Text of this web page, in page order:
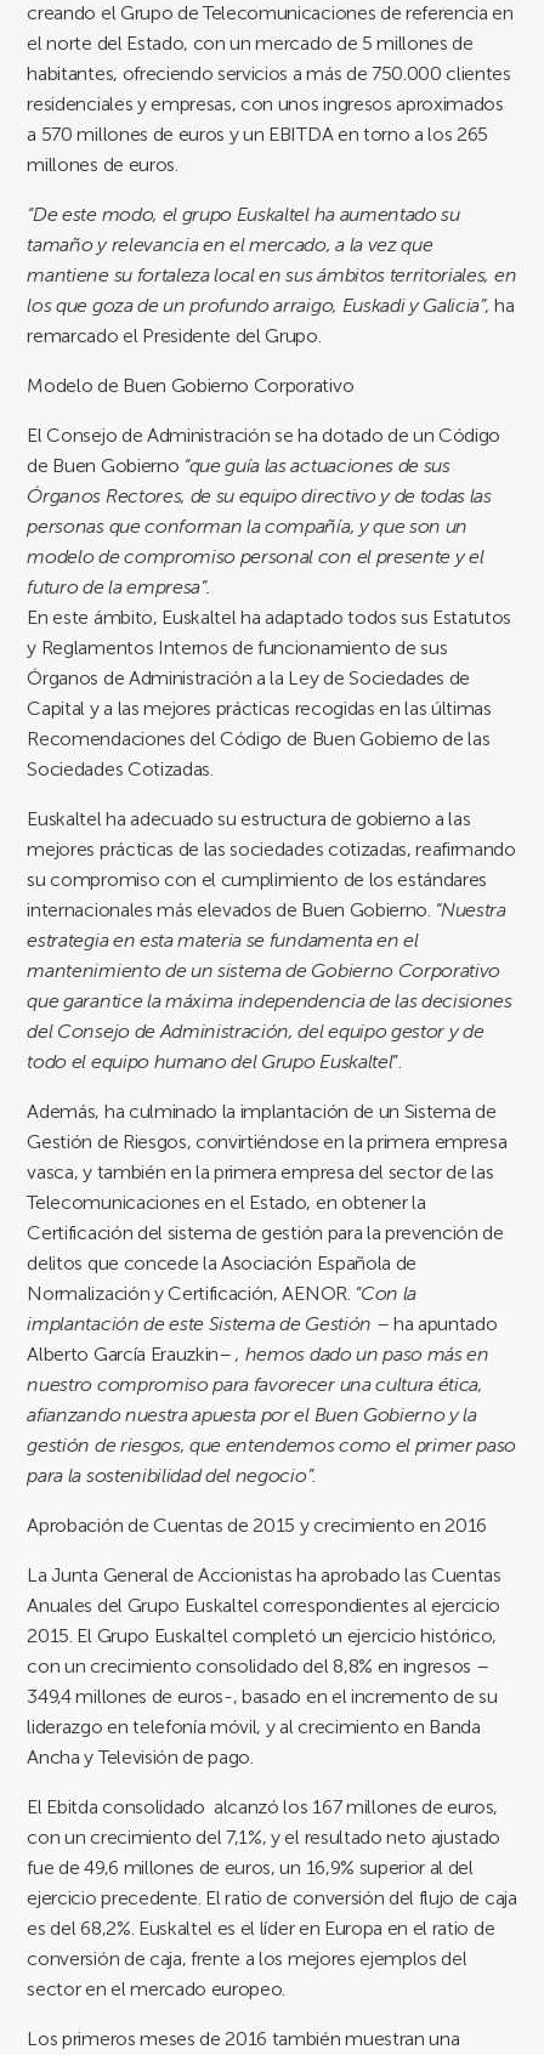
creando el Grupo de Telecomunicaciones de referencia en
el norte del Estado, con un mercado de 5 millones de
habitantes, ofreciendo servicios a más de 750.000 clientes
residenciales y empresas, con unos ingresos aproximados
a 570 millones de euros y un EBITDA en torno a los 265
millones de euros.
“De este modo, el grupo Euskaltel ha aumentado su
tamaño y relevancia en el mercado, a la vez que
mantiene su fortaleza local en sus ámbitos territoriales, en
los que goza de un profundo arraigo, Euskadi y Galicia”, ha
remarcado el Presidente del Grupo.
Modelo de Buen Gobierno Corporativo
El Consejo de Administración se ha dotado de un Código
de Buen Gobierno “que guía las actuaciones de sus
Órganos Rectores, de su equipo directivo y de todas las
personas que conforman la compañía, y que son un
modelo de compromiso personal con el presente y el
futuro de la empresa”.
En este ámbito, Euskaltel ha adaptado todos sus Estatutos
y Reglamentos Internos de funcionamiento de sus
Órganos de Administración a la Ley de Sociedades de
Capital y a las mejores prácticas recogidas en las últimas
Recomendaciones del Código de Buen Gobierno de las
Sociedades Cotizadas.
Euskaltel ha adecuado su estructura de gobierno a las
mejores prácticas de las sociedades cotizadas, reafirmando
su compromiso con el cumplimiento de los estándares
internacionales más elevados de Buen Gobierno. “Nuestra
estrategia en esta materia se fundamenta en el
mantenimiento de un sistema de Gobierno Corporativo
que garantice la máxima independencia de las decisiones
del Consejo de Administración, del equipo gestor y de
todo el equipo humano del Grupo Euskaltel”.
Además, ha culminado la implantación de un Sistema de
Gestión de Riesgos, convirtiéndose en la primera empresa
vasca, y también en la primera empresa del sector de las
Telecomunicaciones en el Estado, en obtener la
Certificación del sistema de gestión para la prevención de
delitos que concede la Asociación Española de
Normalización y Certificación, AENOR. “Con la
implantación de este Sistema de Gestión – ha apuntado
Alberto García Erauzkin– , hemos dado un paso más en
nuestro compromiso para favorecer una cultura ética,
afianzando nuestra apuesta por el Buen Gobierno y la
gestión de riesgos, que entendemos como el primer paso
para la sostenibilidad del negocio”.
Aprobación de Cuentas de 2015 y crecimiento en 2016
La Junta General de Accionistas ha aprobado las Cuentas
Anuales del Grupo Euskaltel correspondientes al ejercicio
2015. El Grupo Euskaltel completó un ejercicio histórico,
con un crecimiento consolidado del 8,8% en ingresos –
349,4 millones de euros-, basado en el incremento de su
liderazgo en telefonía móvil, y al crecimiento en Banda
Ancha y Televisión de pago.
El Ebitda consolidado alcanzó los 167 millones de euros,
con un crecimiento del 7,1%, y el resultado neto ajustado
fue de 49,6 millones de euros, un 16,9% superior al del
ejercicio precedente. El ratio de conversión del flujo de caja
es del 68,2%. Euskaltel es el líder en Europa en el ratio de
conversión de caja, frente a los mejores ejemplos del
sector en el mercado europeo.
Los primeros meses de 2016 también muestran una